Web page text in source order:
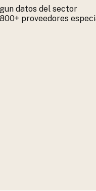
datos del sector
proveedores